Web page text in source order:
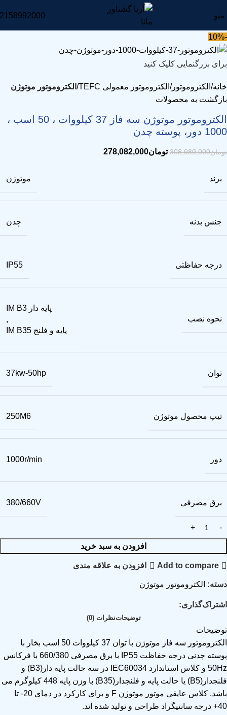
منو
-10%
برای بزرگنمایی کلیک کنید
خانه الکتروموتور الکتروموتور معمولی TEFC
الکتروموتور موتوژن
بازگشت به محصولات
الکتروموتور موتوژن سه فاز 37 کیلووات ، 50 اسب ،
1000 دور، پوسته چدن
تومان308,980,000 تومان278,082,000
برند موتوژن
جنس بدنه چدن
درجه حفاظتی IP55
نحوه نصب
پایه دار IM B3
,
پایه و فلنج IM B35
توان 37kw-50hp
تیپ محصول موتوژن 250M6
دور 1000r/min
برق مصرفی 380/660V
افزودن به سبد خرید
Add to compare افزودن به علاقه مندی
دسته: الکتروموتور موتوژن
اشتراک‌گذاری:
توضیحاتنظرات (0)
توضیحات
الکتروموتور سه فاز موتوژن با توان 37 کیلووات 50 اسب بخار با
پوسته چدنی درجه حفاظت IP55 با برق مصرفی 660/380 با فرکانس
50Hz و کلاس استاندارد IEC60034 در سه حالت پایه دار(B3) و
فلنجدار(B5) یا حالت پایه و فلنجدار(B35) با وزن پایه 448 کیلوگرم می
باشد. کلاس عایقی موتور موتوژن F و برای کارکرد در دمای 20- تا
40+ درجه سانتیگراد طراحی و تولید شده اند.